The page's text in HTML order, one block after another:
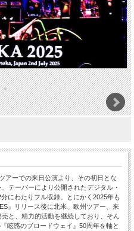
アーでの来日公演より、その初日とな
テーパーにより公開されたデジタル・
にわたりフル収録。とにかく2025年も
』リリース後に北米、欧州ツアー、来
と、精力的活動を継続しており、そん
眩惑のブロードウェイ』50周年を軸と